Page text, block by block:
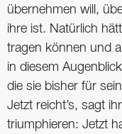
übernehmen will,
ihre ist. Natürlich
tragen können und
in diesem
die sie bisher für
Jetzt reicht’s, sagt
triumphieren: Jetzt